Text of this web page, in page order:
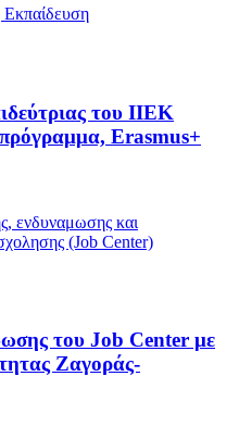
του ΙΙΕΚ
Erasmus+
ενδυναμωσης και
(Job Center)
του Job Center με
Ζαγοράς-